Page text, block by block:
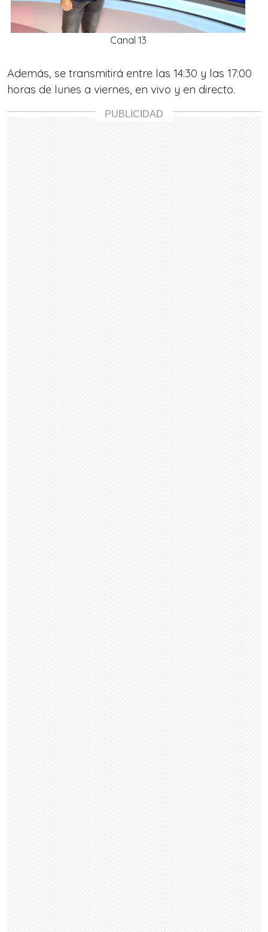
Canal 13
Además, se transmitirá entre las 14:30 y las 17:00
horas de lunes a viernes, en vivo y en directo.